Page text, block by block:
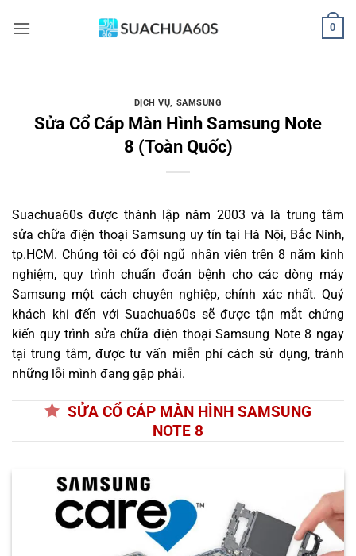
qua
0
DỊCH VỤ, SAMSUNG
Sửa Cổ Cáp Màn Hình Samsung Note
8 (Toàn Quốc)
Suachua60s được thành lập năm 2003 và là trung tâm
sửa chữa điện thoại Samsung uy tín tại Hà Nội, Bắc Ninh,
tp.HCM. Chúng tôi có đội ngũ nhân viên trên 8 năm kinh
nghiệm, quy trình chuẩn đoán bệnh cho các dòng máy
Samsung một cách chuyên nghiệp, chính xác nhất. Quý
khách khi đến với Suachua60s sẽ được tận mắt chứng
kiến quy trình sửa chữa điện thoại Samsung Note 8 ngay
tại trung tâm, được tư vấn miễn phí cách sử dụng, tránh
những lỗi mình đang gặp phải.
SỬA CỔ CÁP MÀN HÌNH SAMSUNG
NOTE 8